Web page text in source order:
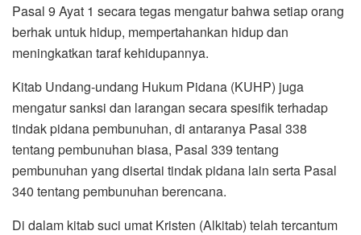
Pasal 9 Ayat 1 secara tegas mengatur bahwa setiap orang
berhak untuk hidup, mempertahankan hidup dan
meningkatkan taraf kehidupannya.
Kitab Undang-undang Hukum Pidana (KUHP) juga
mengatur sanksi dan larangan secara spesifik terhadap
tindak pidana pembunuhan, di antaranya Pasal 338
tentang pembunuhan biasa, Pasal 339 tentang
pembunuhan yang disertai tindak pidana lain serta Pasal
340 tentang pembunuhan berencana.
Di dalam kitab suci umat Kristen (Alkitab) telah tercantum